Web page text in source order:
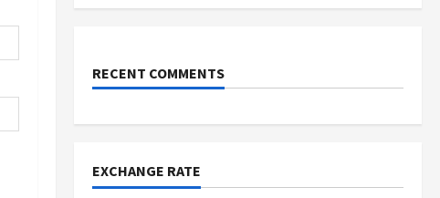
RECENT COMMENTS
EXCHANGE RATE